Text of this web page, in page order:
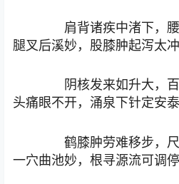
肩背诸疾中渚下，腰
腿叉后溪妙，股膝肿起泻太冲
阴核发来如升大，百
头痛眼不开，涌泉下针定安泰
鹤膝肿劳难移步，尺
一穴曲池妙，根寻源流可调停